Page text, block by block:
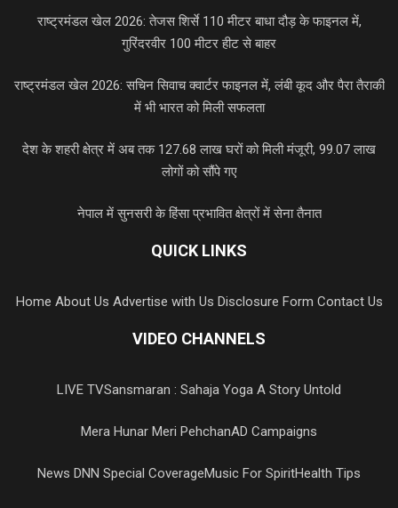
राष्ट्रमंडल खेल 2026: तेजस शिर्से 110 मीटर बाधा दौड़ के फाइनल में,
गुरिंदरवीर 100 मीटर हीट से बाहर
राष्ट्रमंडल खेल 2026: सचिन सिवाच क्वार्टर फाइनल में, लंबी कूद और पैरा तैराकी
में भी भारत को मिली सफलता
देश के शहरी क्षेत्र में अब तक 127.68 लाख घरों को मिली मंजूरी, 99.07 लाख
लोगों को सौंपे गए
नेपाल में सुनसरी के हिंसा प्रभावित क्षेत्रों में सेना तैनात
QUICK LINKS
Home About Us Advertise with Us Disclosure Form Contact Us
VIDEO CHANNELS
LIVE TVSansmaran : Sahaja Yoga A Story Untold
Mera Hunar Meri PehchanAD Campaigns
News DNN Special CoverageMusic For SpiritHealth Tips